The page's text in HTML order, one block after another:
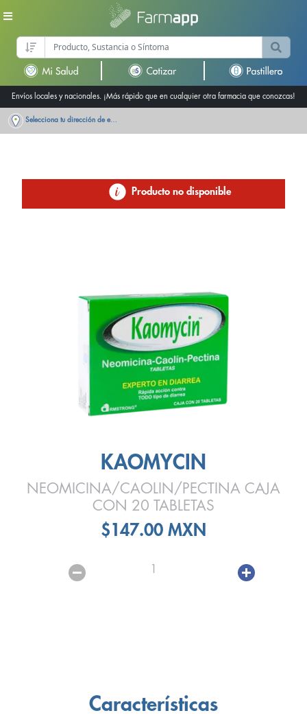
Envíos locales y nacionales. ¡Más rápido que en cualquier otra farmacia que conozcas!
Selecciona tu dirección de entrega
Producto no disponible
KAOMYCIN
NEOMICINA/CAOLIN/PECTINA CAJA
CON 20 TABLETAS
$147.00 MXN
1
Características